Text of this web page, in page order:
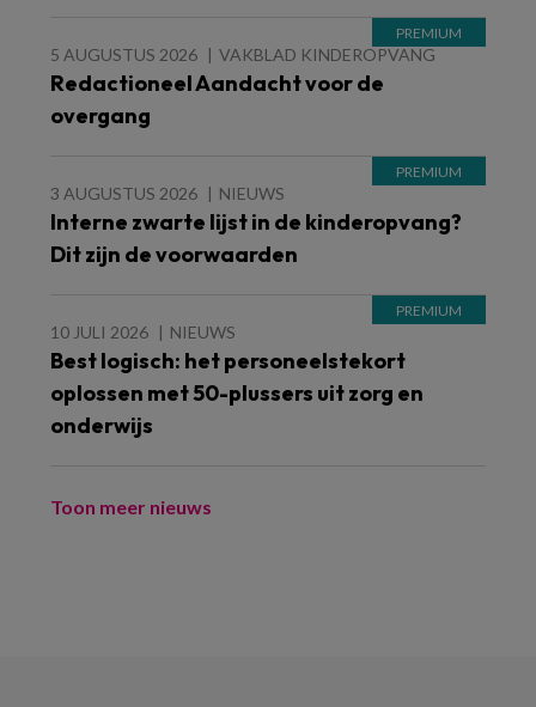
5 AUGUSTUS 2026 VAKBLAD KINDEROPVANG
Redactioneel Aandacht voor de
overgang
3 AUGUSTUS 2026 NIEUWS
Interne zwarte lijst in de kinderopvang?
Dit zijn de voorwaarden
10 JULI 2026 NIEUWS
Best logisch: het personeelstekort
oplossen met 50-plussers uit zorg en
onderwijs
Toon meer nieuws